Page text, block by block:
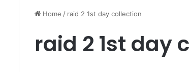
Home / raid 2 1st day collection
raid 2 1st day